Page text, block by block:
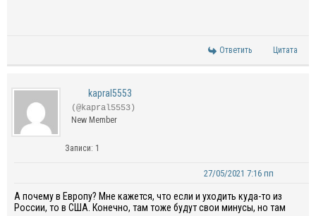
Ответить Цитата
kapral5553
(@kapral5553)
New Member
Записи: 1
27/05/2021 7:16 пп
А почему в Европу? Мне кажется, что если и уходить куда-то из
России, то в США. Конечно, там тоже будут свои минусы, но там